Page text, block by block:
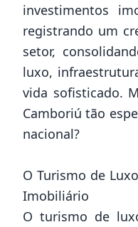
investimentos
registrando um
setor,
luxo,
vida sofisticado.
Camboriú tão
nacional?
O Turismo de
Imobiliário
O turismo de